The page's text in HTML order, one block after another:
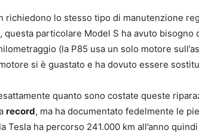
richiedono lo stesso tipo di manutenzione
questa particolare Model S ha avuto bisogno
(la P85 usa un solo motore
si è guastato e ha dovuto essere
quanto sono costate queste
record, ma ha documentato fedelmente le
Tesla ha percorso 241.000 km all’anno